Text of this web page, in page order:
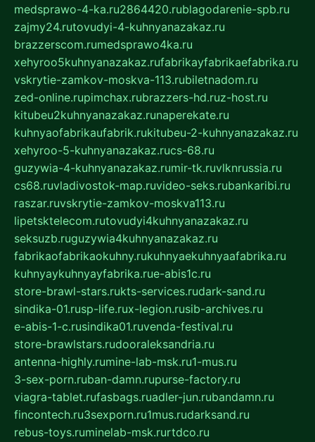
medsprawo-4-ka.ru2864420.rublagodarenie-spb.ru
zajmy24.rutovudyi-4-kuhnyanazakaz.ru
brazzerscom.rumedsprawo4ka.ru
xehyroo5kuhnyanazakaz.rufabrikayfabrikaefabrika.ru
vskrytie-zamkov-moskva-113.rubiletnadom.ru
zed-online.rupimchax.rubrazzers-hd.ruz-host.ru
kitubeu2kuhnyanazakaz.runaperekate.ru
kuhnyaofabrikaufabrik.rukitubeu-2-kuhnyanazakaz.ru
xehyroo-5-kuhnyanazakaz.rucs-68.ru
guzywia-4-kuhnyanazakaz.rumir-tk.ruvlknrussia.ru
cs68.ruvladivostok-map.ruvideo-seks.rubankaribi.ru
raszar.ruvskrytie-zamkov-moskva113.ru
lipetsktelecom.rutovudyi4kuhnyanazakaz.ru
seksuzb.ruguzywia4kuhnyanazakaz.ru
fabrikaofabrikaokuhny.rukuhnyaekuhnyaafabrika.ru
kuhnyaykuhnyayfabrika.rue-abis1c.ru
store-brawl-stars.rukts-services.rudark-sand.ru
sindika-01.rusp-life.rux-legion.rusib-archives.ru
e-abis-1-c.rusindika01.ruvenda-festival.ru
store-brawlstars.rudooraleksandria.ru
antenna-highly.rumine-lab-msk.ru1-mus.ru
3-sex-porn.ruban-damn.rupurse-factory.ru
viagra-tablet.rufasbags.ruadler-jun.rubandamn.ru
fincontech.ru3sexporn.ru1mus.rudarksand.ru
rebus-toys.ruminelab-msk.rurtdco.ru